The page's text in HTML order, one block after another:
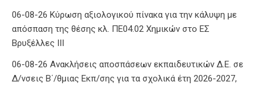
06-08-26 Κύρωση αξιολογικού πίνακα για την κάλυψη με
απόσπαση της θέσης κλ. ΠΕ04.02 Χημικών στο ΕΣ
Βρυξέλλες ΙΙΙ
06-08-26 Ανακλήσεις αποσπάσεων εκπαιδευτικών Δ.Ε. σε
Δ/νσεις Β΄/θμιας Εκπ/σης για τα σχολικά έτη 2026-2027,